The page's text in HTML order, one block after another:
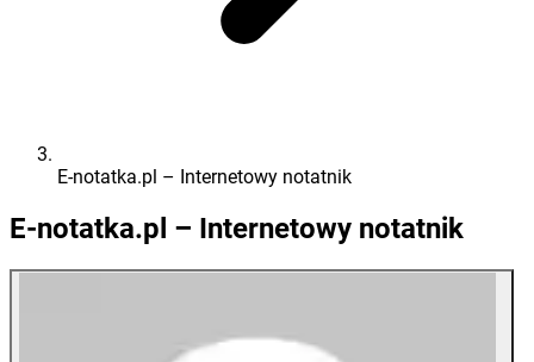
E-notatka.pl – Internetowy notatnik
E-notatka.pl – Internetowy notatnik